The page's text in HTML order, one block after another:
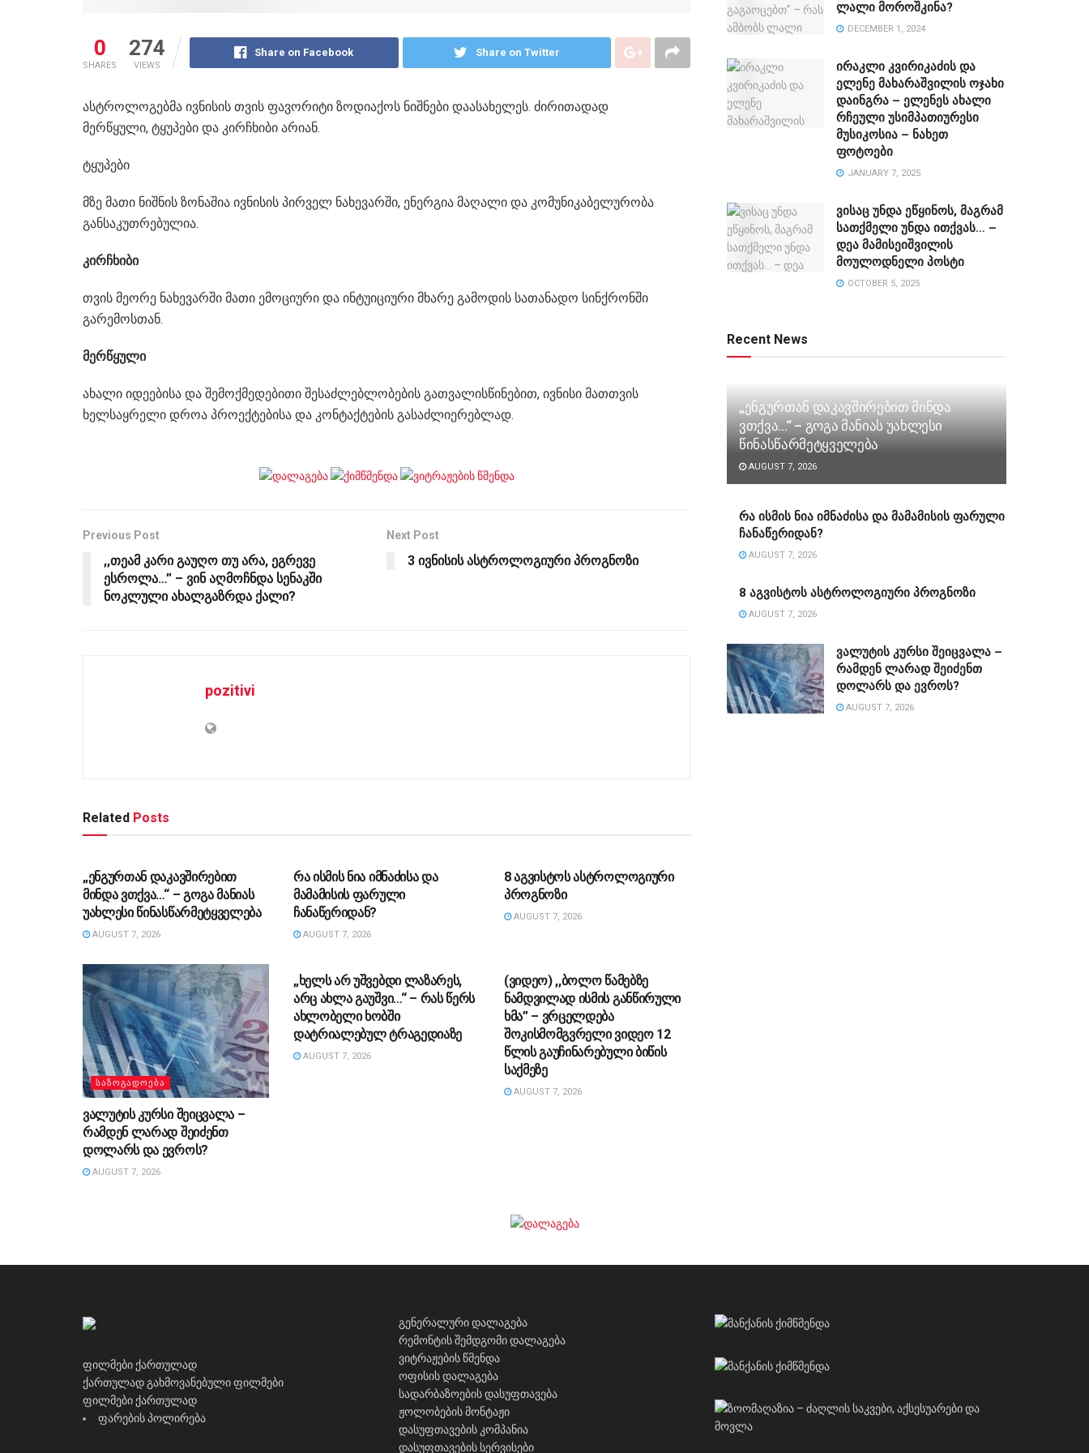
0
SHARES
274
VIEWS
Share on Facebook Share on Twitter
ასტროლოგებმა ივნისის თვის ფავორიტი ზოდიაქოს ნიშნები დაასახელეს. ძირითადად
მერწყული, ტყუპები და კირჩხიბი არიან.
ტყუპები
მზე მათი ნიშნის ზონაშია ივნისის პირველ ნახევარში, ენერგია მაღალი და კომუნიკაბელურობა
განსაკუთრებულია.
კირჩხიბი
თვის მეორე ნახევარში მათი ემოციური და ინტუიციური მხარე გამოდის სათანადო სინქრონში
გარემოსთან.
მერწყული
ახალი იდეებისა და შემოქმედებითი შესაძლებლობების გათვალისწინებით, ივნისი მათთვის
ხელსაყრელი დროა პროექტებისა და კონტაქტების გასაძლიერებლად.
Previous Post
,,თეამ კარი გაუღო თუ არა, ეგრევე
ესროლა…” – ვინ აღმოჩნდა სენაკში
ნოკლული ახალგაზრდა ქალი?
Next Post
3 ივნისის ასტროლოგიური პროგნოზი
pozitivi
Related Posts
„ენგურთან დაკავშირებით
მინდა ვთქვა…“ – გოგა მანიას
უახლესი წინასწარმეტყველება
AUGUST 7, 2026
რა ისმის ნია იმნაძისა და
მამამისის ფარული
ჩანაწერიდან?
AUGUST 7, 2026
8 აგვისტოს ასტროლოგიური
პროგნოზი
AUGUST 7, 2026
ᲡᲐᲖᲝᲒᲐᲓᲝᲔᲑᲐ
ვალუტის კურსი შეიცვალა –
რამდენ ლარად შეიძენთ
დოლარს და ევროს?
AUGUST 7, 2026
„ხელს არ უშვებდი ლაზარეს,
არც ახლა გაუშვი…“ – რას წერს
ახლობელი ხობში
დატრიალებულ ტრაგედიაზე
AUGUST 7, 2026
(ვიდეო) ,,ბოლო წამებზე
ნამდვილად ისმის განწირული
ხმა” – ვრცელდება
შოკისმომგვრელი ვიდეო 12
წლის გაუჩინარებული ბიწის
საქმეზე
AUGUST 7, 2026
ლალი მოროშკინა?
DECEMBER 1, 2024
ირაკლი კვირიკაძის და
ელენე მახარაშვილის ოჯახი
დაინგრა – ელენეს ახალი
რჩეული უსიმპათიურესი
მუსიკოსია – ნახეთ
ფოტოები
JANUARY 7, 2025
ვისაც უნდა ეწყინოს, მაგრამ
სათქმელი უნდა ითქვას… –
დეა მამისეიშვილის
მოულოდნელი პოსტი
OCTOBER 5, 2025
Recent News
„ენგურთან დაკავშირებით მინდა
ვთქვა…“ – გოგა მანიას უახლესი
წინასწარმეტყველება
AUGUST 7, 2026
რა ისმის ნია იმნაძისა და მამამისის ფარული
ჩანაწერიდან?
AUGUST 7, 2026
8 აგვისტოს ასტროლოგიური პროგნოზი
AUGUST 7, 2026
ვალუტის კურსი შეიცვალა –
რამდენ ლარად შეიძენთ
დოლარს და ევროს?
AUGUST 7, 2026
ფილმები ქართულად
ქართულად გახმოვანებული ფილმები
ფილმები ქართულად
ფარების პოლირება
გენერალური დალაგება
რემონტის შემდგომი დალაგება
ვიტრაჟების წმენდა
ოფისის დალაგება
სადარბაზოების დასუფთავება
ჟოლობების მონტაჟი
დასუფთავების კომპანია
დასუფთავების სერვისები